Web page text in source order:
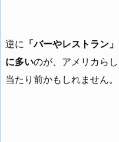
逆に
「バーやレストラン
に多いのが、アメリカら
当たり前かもしれません。